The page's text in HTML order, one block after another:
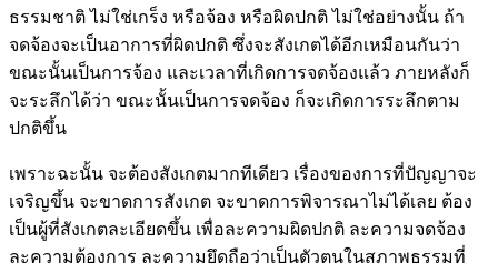
ธรรมชาติ ไม่ใช่เกร็ง หรือจ้อง หรือผิดปกติ ไม่ใช่อย่างนั้น ถ้า
จดจ้องจะเป็นอาการที่ผิดปกติ ซึ่งจะสังเกตได้อีกเหมือนกันว่า
ขณะนั้นเป็นการจ้อง และเวลาที่เกิดการจดจ้องแล้ว ภายหลังก็
จะระลึกได้ว่า ขณะนั้นเป็นการจดจ้อง ก็จะเกิดการระลึกตาม
ปกติขึ้น
เพราะฉะนั้น จะต้องสังเกตมากทีเดียว เรื่องของการที่ปัญญาจะ
เจริญขึ้น จะขาดการสังเกต จะขาดการพิจารณาไม่ได้เลย ต้อง
เป็นผู้ที่สังเกตละเอียดขึ้น เพื่อละความผิดปกติ ละความจดจ้อง
ละความต้องการ ละความยึดถือว่าเป็นตัวตนในสภาพธรรมที่